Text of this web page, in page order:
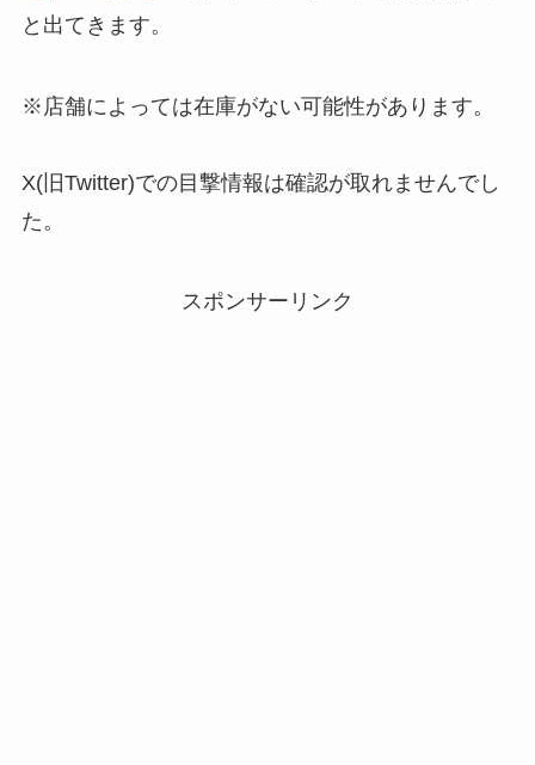
と出てきます。
※店舗によっては在庫がない可能性があります。
X(旧Twitter)での目撃情報は確認が取れませんでし
た。
スポンサーリンク